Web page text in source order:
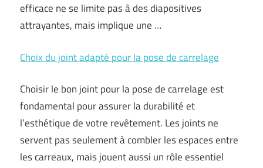
efficace ne se limite pas à des diapositives
attrayantes, mais implique une …
Choix du joint adapté pour la pose de carrelage
Choisir le bon joint pour la pose de carrelage est
fondamental pour assurer la durabilité et
l’esthétique de votre revêtement. Les joints ne
servent pas seulement à combler les espaces entre
les carreaux, mais jouent aussi un rôle essentiel